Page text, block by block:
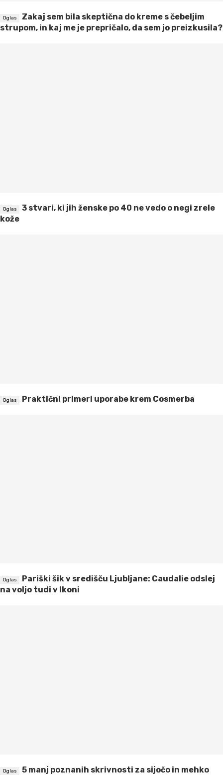
Zakaj sem bila skeptična do kreme s čebeljim
strupom, in kaj me je prepričalo, da sem jo preizkusila?
3 stvari, ki jih ženske po 40 ne vedo o negi zrele
kože
Praktični primeri uporabe krem Cosmerba
Pariški šik v središču Ljubljane: Caudalie odslej
na voljo tudi v Ikoni
5 manj poznanih skrivnosti za sijočo in mehko